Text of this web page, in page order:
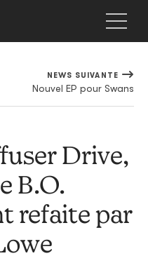
NEWS SUIVANTE
Nouvel EP pour Swans
Drive,
B.O.
refaite par